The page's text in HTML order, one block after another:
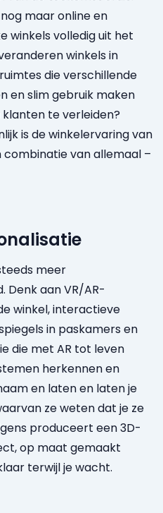
maar online en
winkels volledig uit het
winkels in
die verschillende
en slim gebruik maken
klanten te verleiden?
is de winkelervaring van
van allemaal –
meer
Denk aan VR/AR-
winkel, interactieve
in paskamers en
die met AR tot leven
herkennen en
en laten en laten je
ze weten dat je ze
produceert een 3D-
op maat gemaakt
terwijl je wacht.